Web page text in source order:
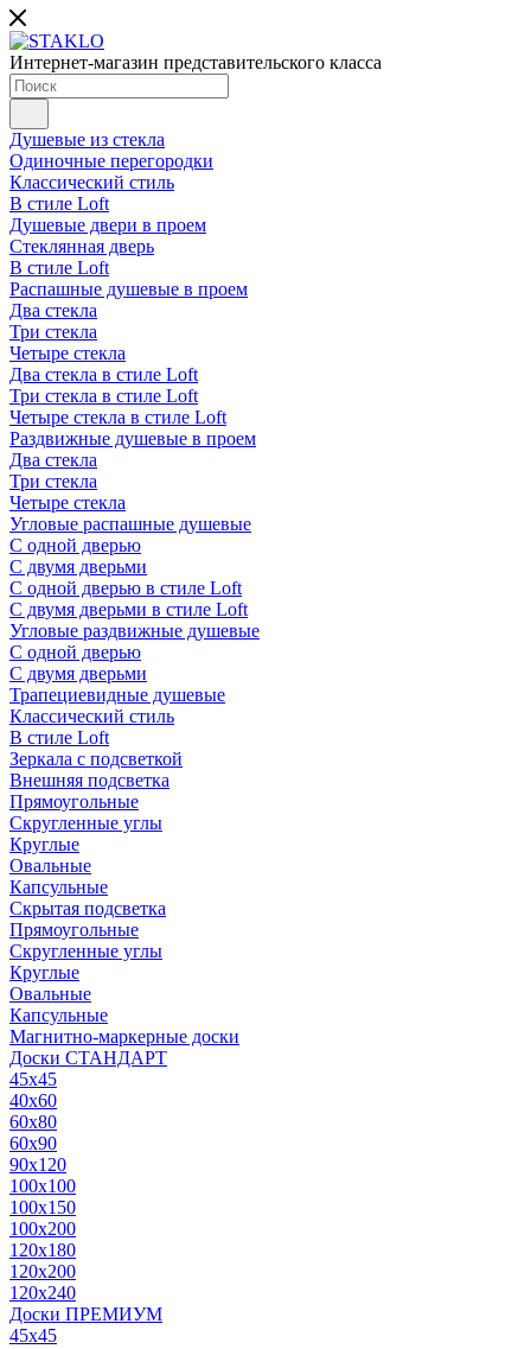
Интернет-магазин представительского класса
Душевые из стекла
Одиночные перегородки
Классический стиль
В стиле Loft
Душевые двери в проем
Стеклянная дверь
В стиле Loft
Распашные душевые в проем
Два стекла
Три стекла
Четыре стекла
Два стекла в стиле Loft
Три стекла в стиле Loft
Четыре стекла в стиле Loft
Раздвижные душевые в проем
Два стекла
Три стекла
Четыре стекла
Угловые распашные душевые
С одной дверью
С двумя дверьми
С одной дверью в стиле Loft
С двумя дверьми в стиле Loft
Угловые раздвижные душевые
С одной дверью
С двумя дверьми
Трапециевидные душевые
Классический стиль
В стиле Loft
Зеркала с подсветкой
Внешняя подсветка
Прямоугольные
Скругленные углы
Круглые
Овальные
Капсульные
Скрытая подсветка
Прямоугольные
Скругленные углы
Круглые
Овальные
Капсульные
Магнитно-маркерные доски
Доски СТАНДАРТ
45x45
40x60
60x80
60x90
90x120
100x100
100x150
100x200
120x180
120x200
120x240
Доски ПРЕМИУМ
45x45